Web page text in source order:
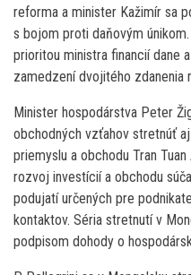
reforma a minister Kažimír sa
s bojom proti daňovým
prioritou ministra financií dane
zamedzení dvojitého zdanenia
Minister hospodárstva Peter
obchodných vzťahov stretnúť
priemyslu a obchodu Tran
rozvoj investícií a obchodu
podujatí určených pre
kontaktov. Séria stretnutí v
podpisom dohody o